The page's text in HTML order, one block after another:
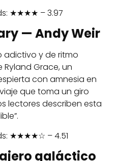
★★★★ – 3.97
— Andy Weir
adictivo y de ritmo
Ryland Grace, un
con amnesia en
que toma un giro
lectores describen esta
★★★★☆ – 4.51
galáctico